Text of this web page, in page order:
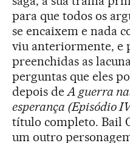
para que todos os
se encaixem e nada
viu anteriormente, e
preenchidas as
perguntas que eles
depois de A guerra
esperança (Episódio
título completo. Bail
um outro